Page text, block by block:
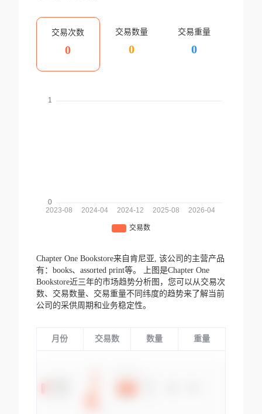
交易次数
0
交易数量
0
交易重量
0
Chapter One Bookstore来自肯尼亚, 该公司的主营产品
有：books、assorted print等。
上图是Chapter One
Bookstore近三年的市场趋势分析图，您可以从交易次
数、交易数量、交易重量不同纬度的趋势来了解当前
公司的采供周期和业务稳定性。
月份 交易数 数量 重量